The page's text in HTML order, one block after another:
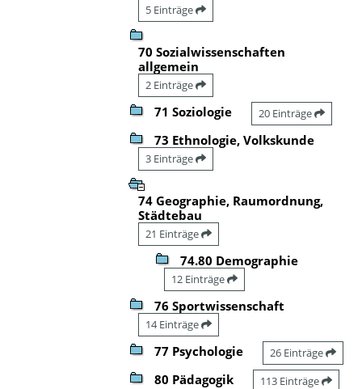
5 Einträge
70 Sozialwissenschaften
allgemein
2 Einträge
71 Soziologie 20 Einträge
73 Ethnologie, Volkskunde
3 Einträge
74 Geographie, Raumordnung,
Städtebau
21 Einträge
74.80 Demographie
12 Einträge
76 Sportwissenschaft
14 Einträge
77 Psychologie 26 Einträge
80 Pädagogik 113 Einträge